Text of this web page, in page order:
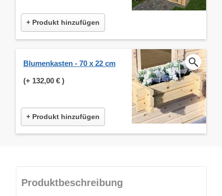
+ Produkt hinzufügen
Blumenkasten - 70 x 22 cm
(+ 132,00 € )
+ Produkt hinzufügen
Produktbeschreibung